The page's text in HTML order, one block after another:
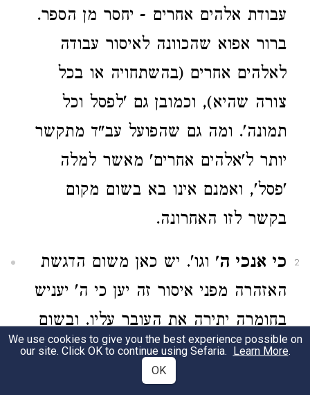
עבודת אלהים אחרים - יחסר מן הספר.
ברור אפוא שהכוונה לאיסור עבודה
לאלהים אחרים (בהשתחויה או בכל
צורה שהיא), וכמובן גם 'לפסל וכל
תמונה'. ומה גם שהפועל עב"ד מתקשר
יותר ל'אלהים אחרים' מאשר למלה
'פסל', ואמנם אינו בא בשום מקום
בקשר לזו האחרונה.
2 כי אנכי ה' וגו'. יש כאן משום הדגשת
האזהרה מפני איסור זה יען כי ה' יעניש
בחומרה יתירה את העובר עליו. ובשום
אופן אין כאן משום נימוק לאיסור ע"ז,
כאילו שבשל היותו ית' 'א־ל קנא' אין
We use cookies to give you the best experience possible on
our site. Click OK to continue using Sefaria. Learn More.
OK